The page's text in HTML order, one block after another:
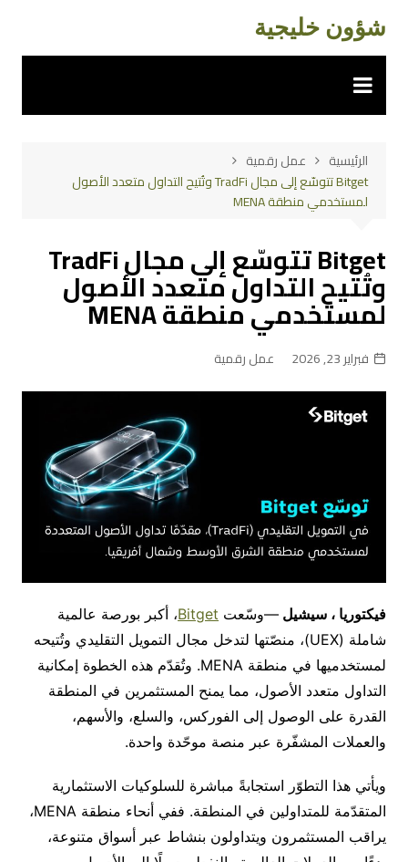
المحتوى
شؤون خليجية
الرئيسية
عمل رقمية
Bitget تتوسّع إلى مجال TradFi وتُتيح التداول متعدد الأصول
لمستخدمي منطقة MENA
Bitget تتوسّع إلى مجال TradFi
وتُتيح التداول متعدد الأصول
لمستخدمي منطقة MENA
فبراير 23, 2026 عمل رقمية
فيكتوريا ، سيشيل —وسّعت Bitget، أكبر بورصة عالمية
شاملة (UEX)
، منصّتها لتدخل مجال التمويل التقليدي وتُتيحه
لمستخدميها في منطقة MENA. وتُقدّم هذه الخطوة إمكانية
التداول متعدد الأصول، مما يمنح المستثمرين في المنطقة
القدرة على الوصول إلى الفوركس، والسلع، والأسهم،
والعملات المشفّرة عبر منصة موحّدة واحدة.
ويأتي هذا التطوّر استجابةً مباشرة للسلوكيات الاستثمارية
المتقدّمة للمتداولين في المنطقة. ففي أنحاء منطقة MENA،
يراقب المستثمرون ويتداولون بنشاط عبر أسواق متنوعة،